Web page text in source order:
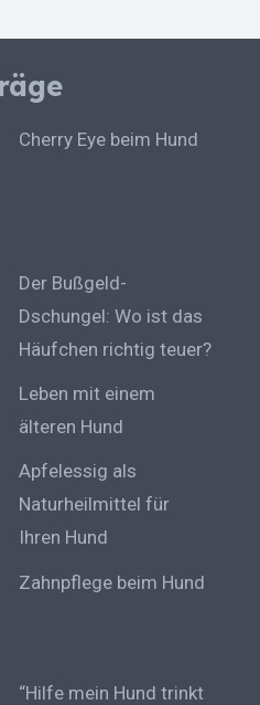
Cherry Eye beim Hund
Der Bußgeld-
Dschungel: Wo ist das
Häufchen richtig teuer?
Leben mit einem
älteren Hund
Apfelessig als
Naturheilmittel für
Ihren Hund
Zahnpflege beim Hund
“Hilfe mein Hund trinkt